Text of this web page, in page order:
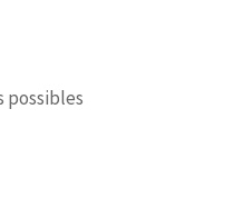
possibles